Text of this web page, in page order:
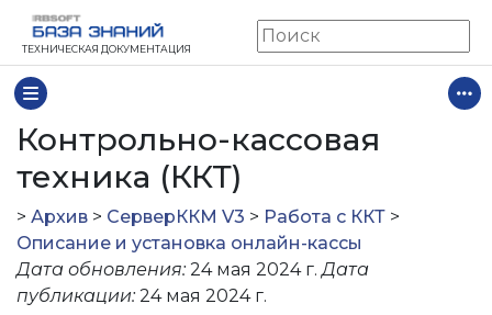
ТЕХНИЧЕСКАЯ ДОКУМЕНТАЦИЯ
Контрольно-кассовая
техника (ККТ)
> Архив > СерверККМ V3 > Работа с ККТ >
Описание и установка онлайн-кассы
Дата обновления: 24 мая 2024 г.Дата
публикации: 24 мая 2024 г.